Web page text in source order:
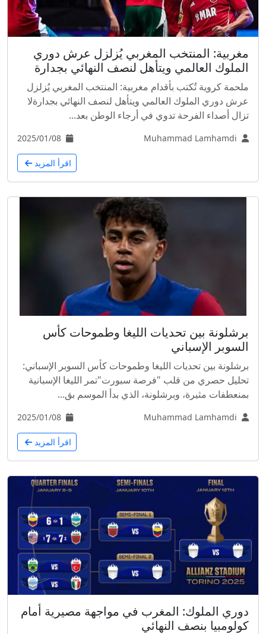
مغربية: المنتخب المغربي يُزلزل عرش دوري
الملوك العالمي ويتأهل لنصف النهائي بجدارة
ملحمة كروية تُكتب بأقدام مغربية: المنتخب المغربي يُزلزل
عرش دوري الملوك العالمي ويتأهل لنصف النهائي بجدارةلا
تزال أصداء الفرحة تدوي في أرجاء الوطن بعد...
اقرأ المزيد
برشلونة بين تحديات الليغا وطموحات كأس
السوبر الإسباني
برشلونة بين تحديات الليغا وطموحات كأس السوبر الإسباني:
تحليل حصري من قلب "فرصة سبورت"تمر الليغا الإسبانية
بمنعطفات مثيرة، وبرشلونة، الذي بدأ الموسم بق...
اقرأ المزيد
دوري الملوك: المغرب في مواجهة مصيرية أمام
كولومبيا بنصف النهائي